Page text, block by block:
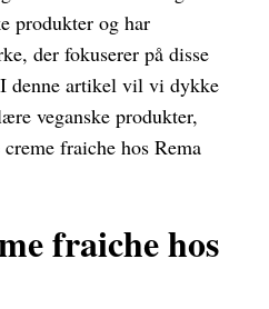
produkter og har
der fokuserer på disse
denne artikel vil vi dykke
veganske produkter,
fraiche hos Rema
fraiche hos